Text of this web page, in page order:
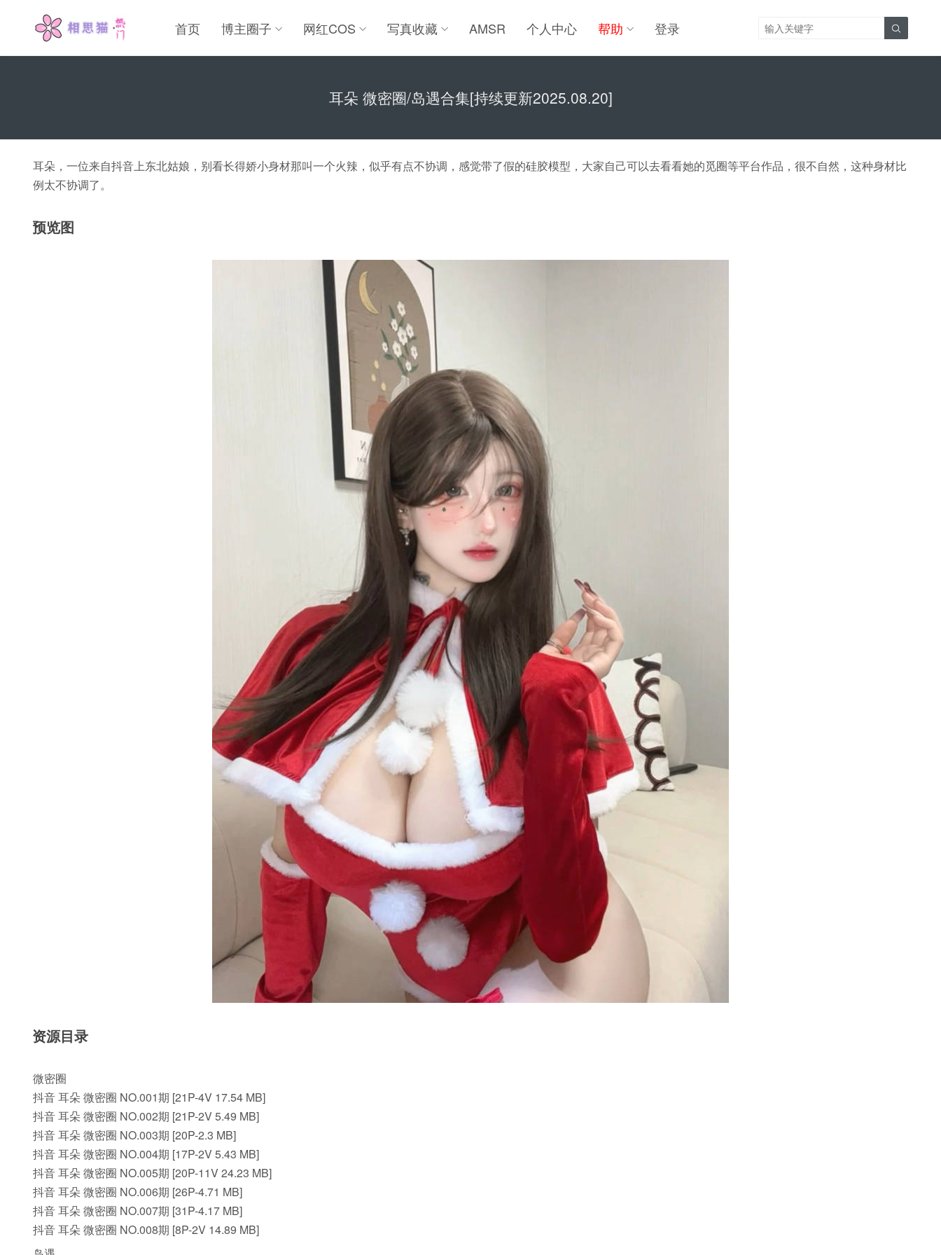
首页 博主圈子 网红COS 写真收藏 AMSR 个人中心 帮助 登录 
耳朵 微密圈/岛遇合集[持续更新2025.08.20]
耳朵，一位来自抖音上东北姑娘，别看长得娇小身材那叫一个火辣，似乎有点不协调，感觉带了假的硅胶模型，大家自己可以去看看她的觅圈等平台作品，很不自然，这种身材比
例太不协调了。
预览图
资源目录
微密圈
抖音 耳朵 微密圈 NO.001期 [21P-4V 17.54 MB]
抖音 耳朵 微密圈 NO.002期 [21P-2V 5.49 MB]
抖音 耳朵 微密圈 NO.003期 [20P-2.3 MB]
抖音 耳朵 微密圈 NO.004期 [17P-2V 5.43 MB]
抖音 耳朵 微密圈 NO.005期 [20P-11V 24.23 MB]
抖音 耳朵 微密圈 NO.006期 [26P-4.71 MB]
抖音 耳朵 微密圈 NO.007期 [31P-4.17 MB]
抖音 耳朵 微密圈 NO.008期 [8P-2V 14.89 MB]